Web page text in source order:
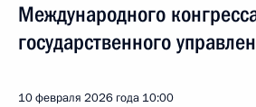
Международного
государственного
10 февраля 2026 года 10:00